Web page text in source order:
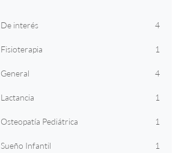
De interés 4
Fisioterapia 1
General 4
Lactancia 1
Osteopatía Pediátrica 1
Sueño Infantil 1